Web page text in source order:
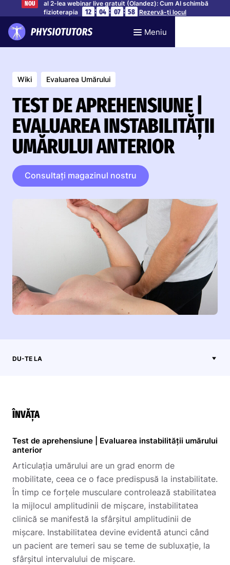
NOU
al 2-lea webinar live gratuit (Olandez): Cum AI schimbă
fizioterapia
12 : 04 : 07 : 57 Rezervă-ți locul
Meniu
Wiki Evaluarea Umărului
TEST DE APREHENSIUNE |
EVALUAREA INSTABILITĂȚII
UMĂRULUI ANTERIOR
Consultați magazinul nostru
DU-TE LA
ÎNVĂŢA
Test de aprehensiune | Evaluarea instabilității umărului
anterior
Articulația umărului are un grad enorm de
mobilitate, ceea ce o face predispusă la instabilitate.
În timp ce forțele musculare controlează stabilitatea
la mijlocul amplitudinii de mișcare, instabilitatea
clinică se manifestă la sfârșitul amplitudinii de
mișcare. Instabilitatea devine evidentă atunci când
un pacient are temeri sau se teme de subluxație, la
sfârșitul intervalului de mișcare.